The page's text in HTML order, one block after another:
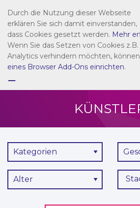
☰
Kategorien
Alter
Durch die Nutzung dieser Webseite
erklären Sie sich damit einverstanden,
dass Cookies gesetzt werden. Mehr
Wenn Sie das Setzen von Cookies
Analytics verhindern möchten,
eines Browser Add-Ons einrichten.